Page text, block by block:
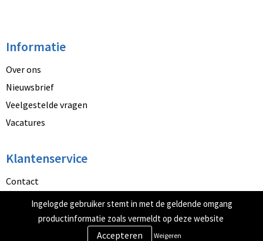
Informatie
Over ons
Nieuwsbrief
Veelgestelde vragen
Vacatures
Klantenservice
Contact
Betaalmethoden
Retourneren
Ingelogde gebruiker stemt in met de geldende omgang
productinformatie zoals vermeldt op deze website
Weigeren